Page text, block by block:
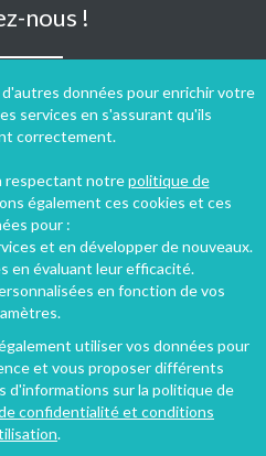
données pour enrichir votre
services en s'assurant qu'ils
correctement.
respectant notrepolitique de
également ces cookies et ces
pour :
et en développer de nouveaux.
en évaluant leur efficacité.
en fonction de vos
utiliser vos données pour
et vous proposer différents
d'informations sur la politique de
confidentialité et conditions
.
nous !
- Politique de confidentialité
‐ Tous droits réservés ‐
du site : 07 août 2026